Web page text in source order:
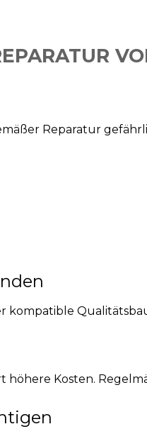
Reparatur
kompatible
Kosten.